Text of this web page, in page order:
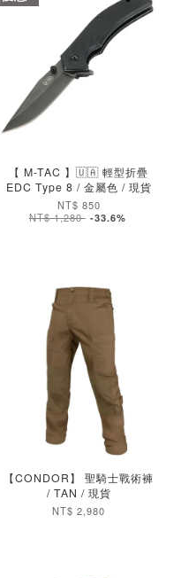
【 M-TAC 】🇺🇦 輕型折疊
EDC Type 8 / 金屬色 / 現貨
NT$ 850
NT$ 1,280 -33.6%
加入購物車
【CONDOR】 聖騎士戰術褲
/ TAN / 現貨
NT$ 2,980